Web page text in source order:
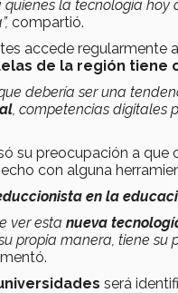
quienes la tecnología hoy
compartió.
accede
de la región
debería ser una
, competencias digitales
su preocupación a que
con alguna
en la
ver esta nueva
propia manera, tiene
será